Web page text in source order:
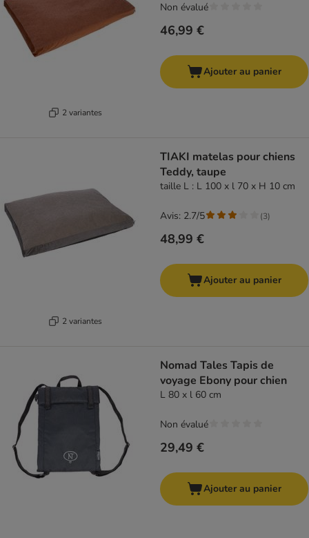
2 variantes
46,99 €
Non évalué
Ajouter au panier
2 variantes
TIAKI matelas pour chiens
Teddy, taupe
taille L : L 100 x l 70 x H 10 cm
48,99 €
Avis: 2.7/5 (3)
Ajouter au panier
Nomad Tales Tapis de
voyage Ebony pour chien
L 80 x l 60 cm
29,49 €
Non évalué
Ajouter au panier